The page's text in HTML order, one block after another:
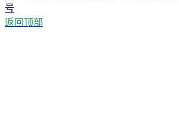
号
返回顶部